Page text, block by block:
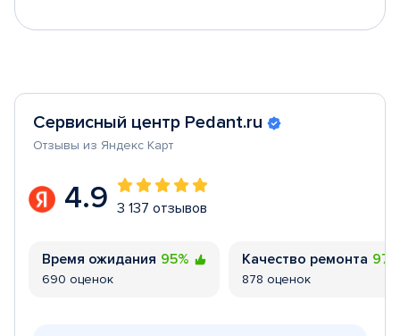
Сервисный центр Pedant.ru
Отзывы из Яндекс Карт
4.9 3 137 отзывов
Время ожидания 95%
690 оценок
Качество ремонта
878 оценок